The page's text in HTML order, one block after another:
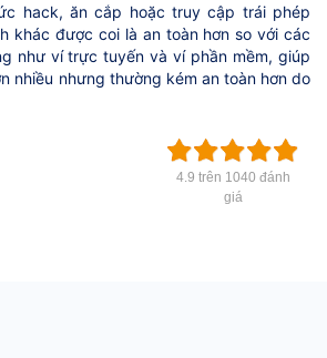
hack, ăn cắp hoặc truy cập trái phép
khác được coi là an toàn hơn so với các
như ví trực tuyến và ví phần mềm, giúp
nhiều nhưng thường kém an toàn hơn do
4.9 trên 1040 đánh
giá